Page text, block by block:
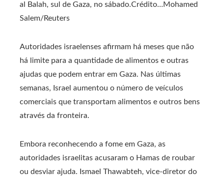
al Balah, sul de Gaza, no sábado.Crédito…Mohamed
Salem/Reuters
Autoridades israelenses afirmam há meses que não
há limite para a quantidade de alimentos e outras
ajudas que podem entrar em Gaza. Nas últimas
semanas, Israel aumentou o número de veículos
comerciais que transportam alimentos e outros bens
através da fronteira.
Embora reconhecendo a fome em Gaza, as
autoridades israelitas acusaram o Hamas de roubar
ou desviar ajuda. Ismael Thawabteh, vice-diretor do